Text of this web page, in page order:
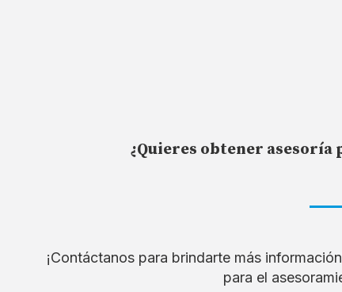
¿Quieres obtener asesoría
¡Contáctanos para brindarte más
para el